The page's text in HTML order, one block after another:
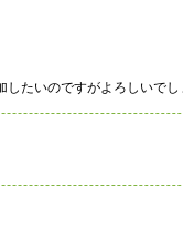
したいのですがよろしいで